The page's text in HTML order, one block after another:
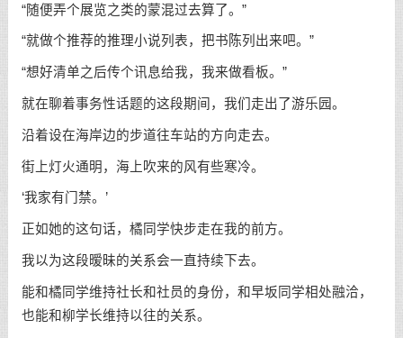
“随便弄个展览之类的蒙混过去算了。”
“就做个推荐的推理小说列表，把书陈列出来吧。”
“想好清单之后传个讯息给我，我来做看板。”
就在聊着事务性话题的这段期间，我们走出了游乐园。
沿着设在海岸边的步道往车站的方向走去。
街上灯火通明，海上吹来的风有些寒冷。
‘我家有门禁。’
正如她的这句话，橘同学快步走在我的前方。
我以为这段暧昧的关系会一直持续下去。
能和橘同学维持社长和社员的身份，和早坂同学相处融洽，
也能和柳学长维持以往的关系。